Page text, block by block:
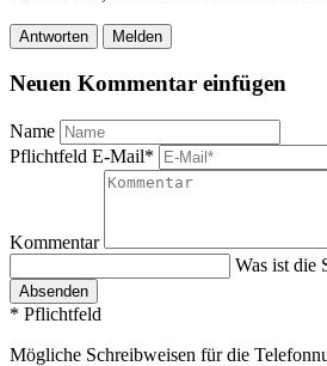
Antworten Melden
Neuen Kommentar einfügen
Name
Pflichtfeld E-Mail*
Kommentar
Was ist die
Absenden
* Pflichtfeld
Mögliche Schreibweisen für die